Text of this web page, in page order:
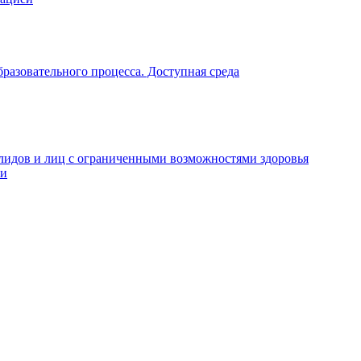
процесса. Доступная среда
и лиц с ограниченными возможностями здоровья